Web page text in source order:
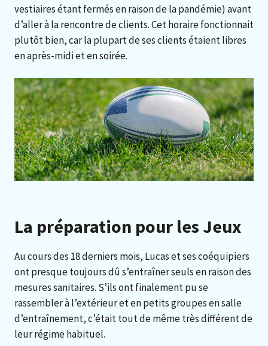
vestiaires étant fermés en raison de la pandémie) avant
d’aller à la rencontre de clients. Cet horaire fonctionnait
plutôt bien, car la plupart de ses clients étaient libres
en après-midi et en soirée.
La préparation pour les Jeux
Au cours des 18 derniers mois, Lucas et ses coéquipiers
ont presque toujours dû s’entraîner seuls en raison des
mesures sanitaires. S’ils ont finalement pu se
rassembler à l’extérieur et en petits groupes en salle
d’entraînement, c’était tout de même très différent de
leur régime habituel.